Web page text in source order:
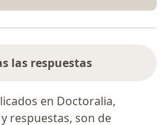
las respuestas
en Doctoralia,
respuestas, son de